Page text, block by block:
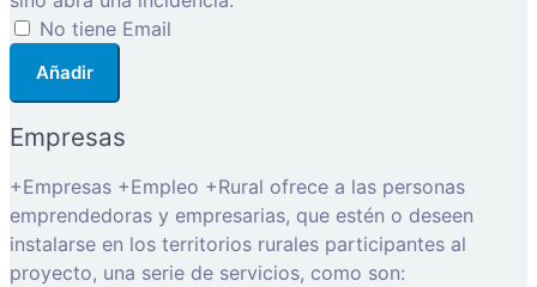
No tiene Email
Añadir
Empresas
+Empresas +Empleo +Rural ofrece a las personas
emprendedoras y empresarias, que estén o deseen
instalarse en los territorios rurales participantes al
proyecto, una serie de servicios, como son: